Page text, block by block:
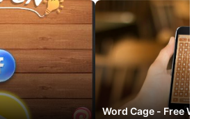
Word Cage - Free